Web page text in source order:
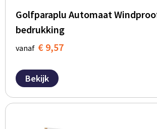
Golfparaplu Automaat
bedrukking
vanaf € 9,57
Bekijk